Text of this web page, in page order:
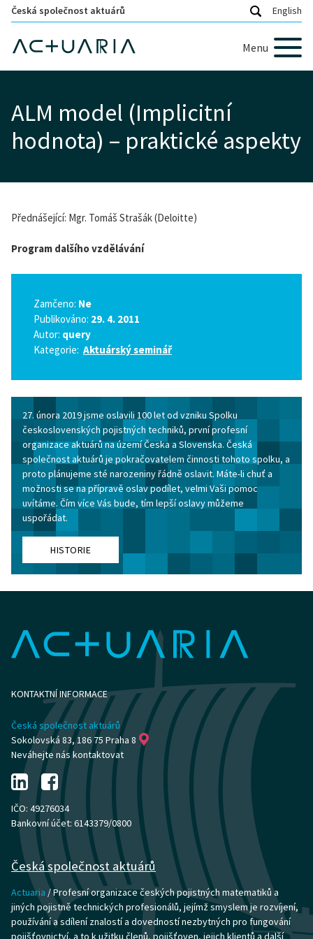
Česká společnost aktuárů English
Menu
ALM model (Implicitní
hodnota) – praktické aspekty
Přednášející: Mgr. Tomáš Strašák (Deloitte)
Program dalšího vzdělávání
Zamčeno: Ne
Publikováno: 29. 4. 2011
Autor: query
Kategorie: Aktuárský seminář
27. února 2019 jsme oslavili 100 let od vzniku Spolku
československých pojistných techniků, první profesní
organizace aktuárů na území Česka a Slovenska. Česká
společnost aktuárů je pokračovatelem činnosti tohoto spolku, a
proto plánujeme sté narozeniny řádně oslavit. Máte-li chuť a
možnosti se na přípravě oslav podílet, velmi Vaši pomoc
uvítáme. Čím více Vás bude, tím lepší oslavy můžeme
uspořádat.
HISTORIE
KONTAKTNÍ INFORMACE
Česká společnost aktuárů
Sokolovská 83, 186 75 Praha 8
Neváhejte nás kontaktovat
IČO: 49276034
Bankovní účet: 6143379/0800
Česká společnost aktuárů
Actuaria / Profesní organizace českých pojistných matematiků a
jiných pojistně technických profesionálů, jejímž smyslem je rozvíjení,
používání a sdílení znalostí a dovedností nezbytných pro fungování
pojišťovnictví, a to k užitku členů, pojišťoven, jejich klientů a další